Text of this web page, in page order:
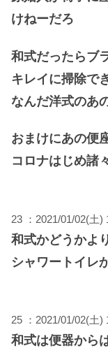
けねーだろ
和式だったらブ
キレイに掃除で
なんだ洋式のあ
おまけにあの便
コロナはじめ諸
23 ：2021/01/02(土)
和式かどうかより
シャワートイレ
25 ：2021/01/02(土)
和式は便器から